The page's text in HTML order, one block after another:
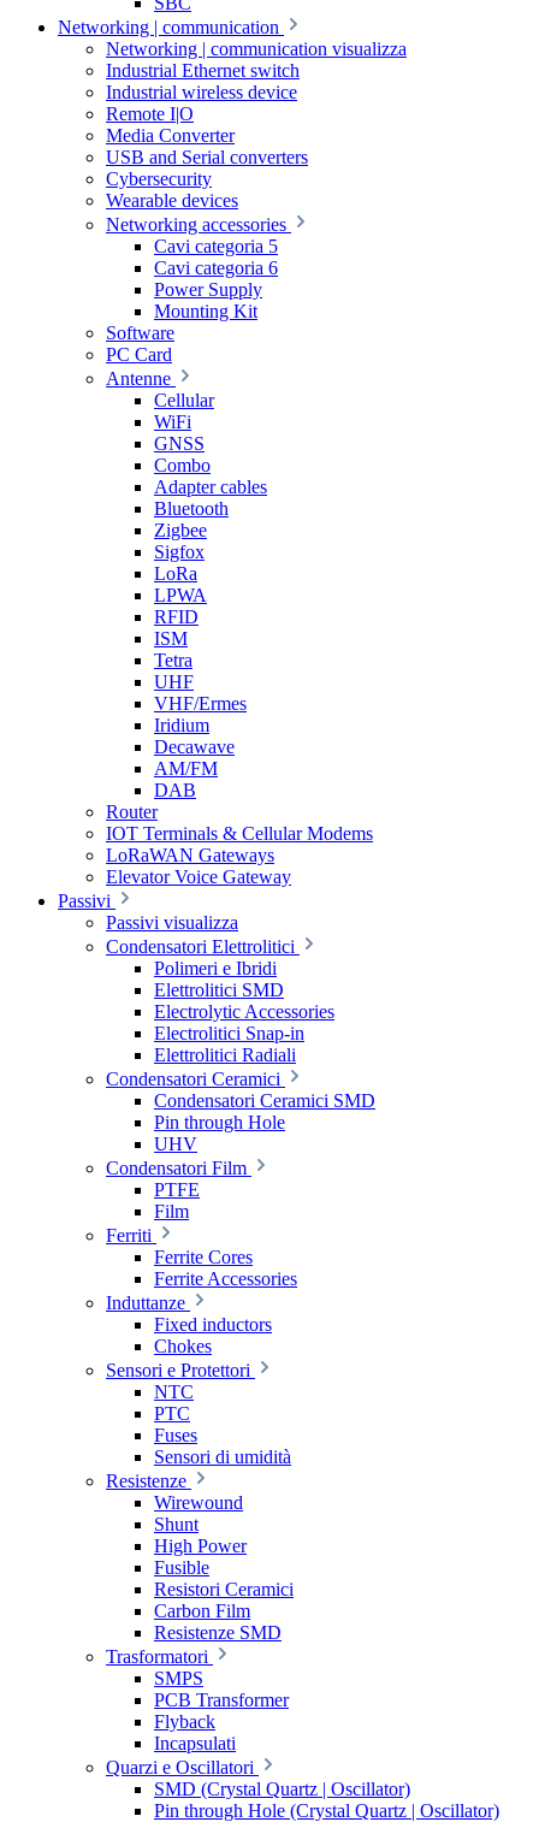
Networking | communication
Networking | communication visualizza
Industrial Ethernet switch
Industrial wireless device
Remote I|O
Media Converter
USB and Serial converters
Cybersecurity
Wearable devices
Networking accessories
Cavi categoria 5
Cavi categoria 6
Power Supply
Mounting Kit
Software
PC Card
Antenne
Cellular
WiFi
GNSS
Combo
Adapter cables
Bluetooth
Zigbee
Sigfox
LoRa
LPWA
RFID
ISM
Tetra
UHF
VHF/Ermes
Iridium
Decawave
AM/FM
DAB
Router
IOT Terminals & Cellular Modems
LoRaWAN Gateways
Elevator Voice Gateway
Passivi
Passivi visualizza
Condensatori Elettrolitici
Polimeri e Ibridi
Elettrolitici SMD
Electrolytic Accessories
Electrolitici Snap-in
Elettrolitici Radiali
Condensatori Ceramici
Condensatori Ceramici SMD
Pin through Hole
UHV
Condensatori Film
PTFE
Film
Ferriti
Ferrite Cores
Ferrite Accessories
Induttanze
Fixed inductors
Chokes
Sensori e Protettori
NTC
PTC
Fuses
Sensori di umidità
Resistenze
Wirewound
Shunt
High Power
Fusible
Resistori Ceramici
Carbon Film
Resistenze SMD
Trasformatori
SMPS
PCB Transformer
Flyback
Incapsulati
Quarzi e Oscillatori
SMD (Crystal Quartz | Oscillator)
Pin through Hole (Crystal Quartz | Oscillator)